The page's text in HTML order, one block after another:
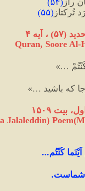
(۵۵)
(۵۷) ، آیه ۴
Quran, Soore Al-
…»
که باشید …»
بیت ۱۵۰۹
Jalaleddin)
کُنْتُم...
شماست.